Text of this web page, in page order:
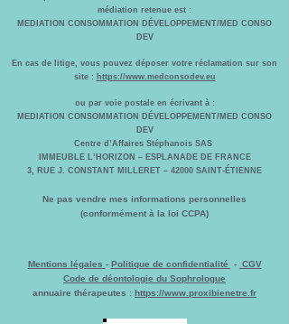
médiation retenue est :
MEDIATION CONSOMMATION DÉVELOPPEMENT/MED CONSO
DEV
En cas de litige, vous pouvez déposer votre réclamation sur son
site : https://www.medconsodev.eu
ou par voie postale en écrivant à :
MEDIATION CONSOMMATION DÉVELOPPEMENT/MED CONSO
DEV
Centre d’Affaires Stéphanois SAS
IMMEUBLE L’HORIZON – ESPLANADE DE FRANCE
3, RUE J. CONSTANT MILLERET – 42000 SAINT-ÉTIENNE
Ne pas vendre mes informations personnelles
(conformément à la loi CCPA)
Mentions légales - Politique de confidentialité - CGV
Code de déontologie du Sophrologue
annuaire thérapeutes : https://www.proxibienetre.fr